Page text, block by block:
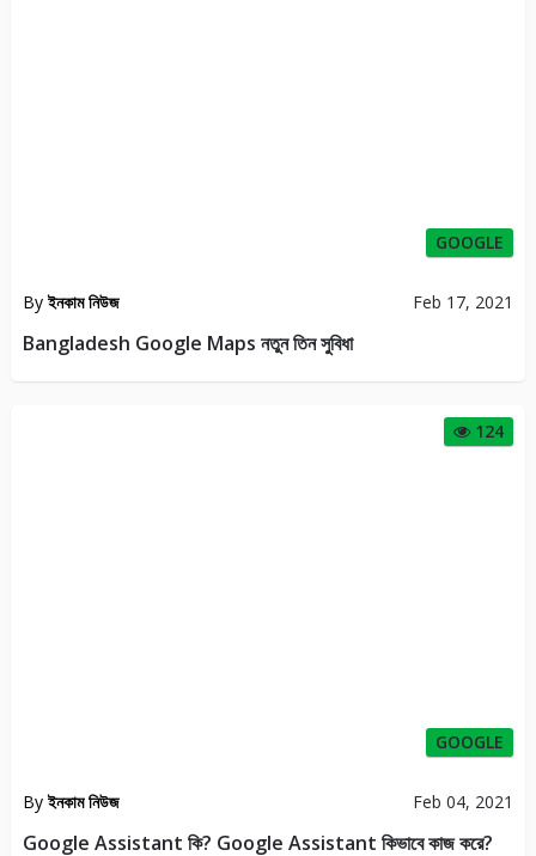
GOOGLE
Byইনকাম নিউজ Feb 17, 2021
Bangladesh Google Maps নতুন তিন সুবিধা
124
GOOGLE
Byইনকাম নিউজ Feb 04, 2021
Google Assistant কি? Google Assistant কিভাবে কাজ করে?